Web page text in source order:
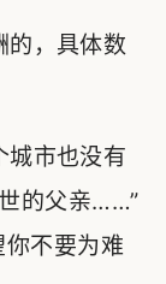
，具体数
市也没有
的父亲……”
你不要为难